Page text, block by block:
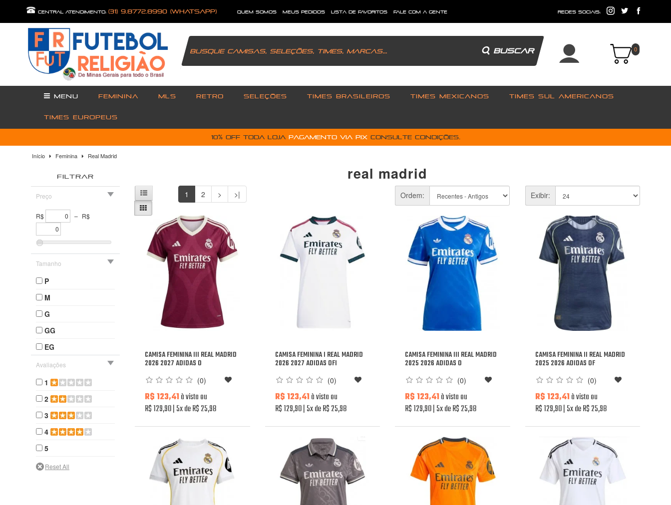
central atendimento: (31) 9.8772.8990 (Whatsapp) quem somos meus pedidos lista de favoritos fale com a gente redes sociais:
BUSCAR 0
MENU FEMININA MLS RETRO SELEÇÕES TIMES BRASILEIROS TIMES MEXICANOS TIMES SUL AMERICANOS
TIMES EUROPEUS
10% OFF toda loja pagamento via PIXConsulte condições.
Início Feminina Real Madrid
FILTRAR
Preço
R$ – R$
Tamanho
P
M
G
GG
EG
Avaliações
1
2
3
4
5
real madrid
1 2 > >| Ordem: Exibir:
CAMISA FEMININA III REAL MADRID
2026 2027 ADIDAS O
(0)
R$ 123,41à vista ou
R$ 129,90 5x de R$ 25,98
CAMISA FEMININA I REAL MADRID
2026 2027 ADIDAS OFI
(0)
R$ 123,41à vista ou
R$ 129,90 5x de R$ 25,98
CAMISA FEMININA III REAL MADRID
2025 2026 ADIDAS O
(0)
R$ 123,41à vista ou
R$ 129,90 5x de R$ 25,98
CAMISA FEMININA II REAL MADRID
2025 2026 ADIDAS OF
(0)
R$ 123,41à vista ou
R$ 129,90 5x de R$ 25,98